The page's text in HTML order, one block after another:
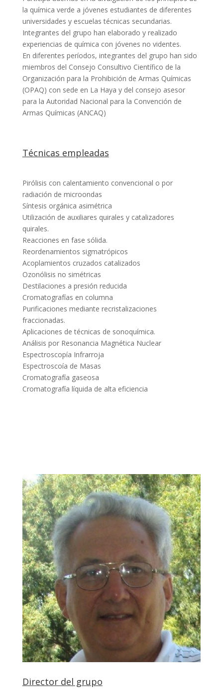
la química verde a jóvenes estudiantes de diferentes
universidades y escuelas técnicas secundarias.
Integrantes del grupo han elaborado y realizado
experiencias de química con jóvenes no videntes.
En diferentes períodos, integrantes del grupo han sido
miembros del Consejo Consultivo Científico de la
Organización para la Prohibición de Armas Químicas
(OPAQ) con sede en La Haya y del consejo asesor
para la Autoridad Nacional para la Convención de
Armas Químicas (ANCAQ)
Técnicas empleadas
Pirólisis con calentamiento convencional o por
radiación de microondas
Síntesis orgánica asimétrica
Utilización de auxiliares quirales y catalizadores
quirales.
Reacciones en fase sólida.
Reordenamientos sigmatrópicos
Acoplamientos cruzados catalizados
Ozonólisis no simétricas
Destilaciones a presión reducida
Cromatografías en columna
Purificaciones mediante recristalizaciones
fraccionadas.
Aplicaciones de técnicas de sonoquímica.
Análisis por Resonancia Magnética Nuclear
Espectroscopía Infrarroja
Espectroscoía de Masas
Cromatografía gaseosa
Cromatografía líquida de alta eficiencia
Director del grupo